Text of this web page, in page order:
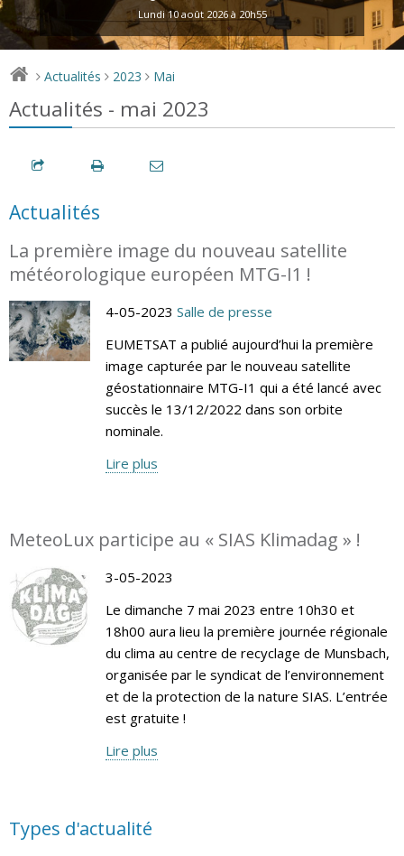
Lundi 10 août 2026 à 20h55
> Actualités > 2023 > Mai
Actualités - mai 2023
Actualités
La première image du nouveau satellite
météorologique européen MTG-I1 !
4-05-2023 Salle de presse
EUMETSAT a publié aujourd’hui la première
image capturée par le nouveau satellite
géostationnaire MTG-I1 qui a été lancé avec
succès le 13/12/2022 dans son orbite
nominale.
Lire plus
MeteoLux participe au « SIAS Klimadag » !
3-05-2023
Le dimanche 7 mai 2023 entre 10h30 et
18h00 aura lieu la première journée régionale
du clima au centre de recyclage de Munsbach,
organisée par le syndicat de l’environnement
et de la protection de la nature SIAS. L’entrée
est gratuite !
Lire plus
Types d'actualité